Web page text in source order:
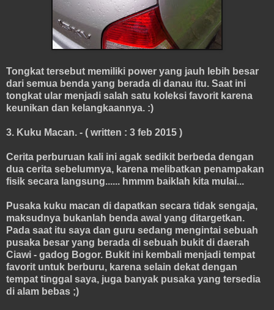
Tongkat tersebut memiliki power yang jauh lebih besar
dari semua benda yang berada di danau itu. Saat ini
tongkat ular menjadi salah satu koleksi favorit karena
keunikan dan kelangkaannya. :)
3. Kuku Macan. - ( written : 3 feb 2015 )
Cerita perburuan kali ini agak sedikit berbeda dengan
dua cerita sebelumnya, karena melibatkan penampakan
fisik secara langsung...... hmmm baiklah kita mulai...
Pusaka kuku macan di dapatkan secara tidak sengaja,
maksudnya bukanlah benda awal yang ditargetkan.
Pada saat itu saya dan guru sedang mengintai sebuah
pusaka besar yang berada di sebuah bukit di daerah
Ciawi - gadog Bogor. Bukit ini kembali menjadi tempat
favorit untuk berburu, karena selain dekat dengan
tempat tinggal saya, juga banyak pusaka yang tersedia
di alam bebas ;)